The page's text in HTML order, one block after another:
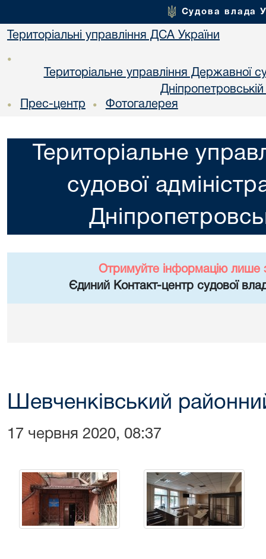
Судова влада
Територіальні управління ДСА України
•
Територіальне управління Державної
• Прес-центр • Фотогалерея
Територіальне
судової
Отримуйте інформацію лише
Єдиний Контакт-центр судової
Шевченківський
17 червня 2020, 08:37